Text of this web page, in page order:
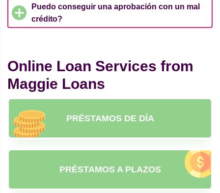
Puedo conseguir una aprobación con un mal
crédito?
Online Loan Services from
Maggie Loans
PRÉSTAMOS DE DÍA
PRÉSTAMOS A PLAZOS